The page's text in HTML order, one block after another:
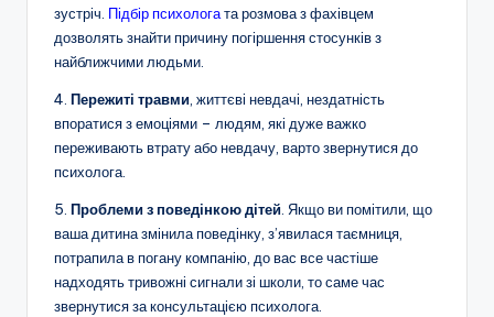
зустріч. Підбір психологата розмова з фахівцем
дозволять знайти причину погіршення стосунків з
найближчими людьми.
4. Пережиті травми, життєві невдачі, нездатність
впоратися з емоціями – людям, які дуже важко
переживають втрату або невдачу, варто звернутися до
психолога.
5. Проблеми з поведінкою дітей. Якщо ви помітили, що
ваша дитина змінила поведінку, з’явилася таємниця,
потрапила в погану компанію, до вас все частіше
надходять тривожні сигнали зі школи, то саме час
звернутися за консультацією психолога.